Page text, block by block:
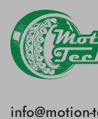
info@motion-